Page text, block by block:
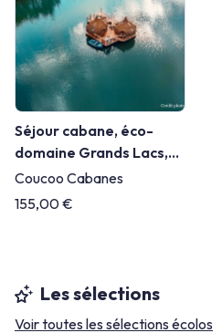
Séjour cabane, éco-
domaine Grands Lacs,
Haute-Saône
Coucoo Cabanes
155,00 €
Les sélections
Voir toutes les sélections écolos